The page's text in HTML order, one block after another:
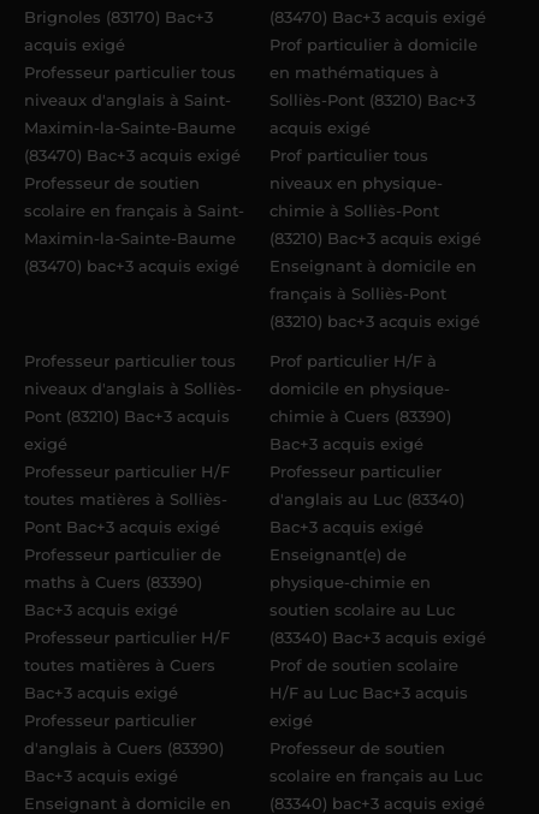
Brignoles (83170) Bac+3
acquis exigé
Professeur particulier tous
niveaux d'anglais à Saint-
Maximin-la-Sainte-Baume
(83470) Bac+3 acquis exigé
Professeur de soutien
scolaire en français à Saint-
Maximin-la-Sainte-Baume
(83470) bac+3 acquis exigé
(83470) Bac+3 acquis exigé
Prof particulier à domicile
en mathématiques à
Solliès-Pont (83210) Bac+3
acquis exigé
Prof particulier tous
niveaux en physique-
chimie à Solliès-Pont
(83210) Bac+3 acquis exigé
Enseignant à domicile en
français à Solliès-Pont
(83210) bac+3 acquis exigé
Professeur particulier tous
niveaux d'anglais à Solliès-
Pont (83210) Bac+3 acquis
exigé
Professeur particulier H/F
toutes matières à Solliès-
Pont Bac+3 acquis exigé
Professeur particulier de
maths à Cuers (83390)
Bac+3 acquis exigé
Professeur particulier H/F
toutes matières à Cuers
Bac+3 acquis exigé
Professeur particulier
d'anglais à Cuers (83390)
Bac+3 acquis exigé
Enseignant à domicile en
Prof particulier H/F à
domicile en physique-
chimie à Cuers (83390)
Bac+3 acquis exigé
Professeur particulier
d'anglais au Luc (83340)
Bac+3 acquis exigé
Enseignant(e) de
physique-chimie en
soutien scolaire au Luc
(83340) Bac+3 acquis exigé
Prof de soutien scolaire
H/F au Luc Bac+3 acquis
exigé
Professeur de soutien
scolaire en français au Luc
(83340) bac+3 acquis exigé